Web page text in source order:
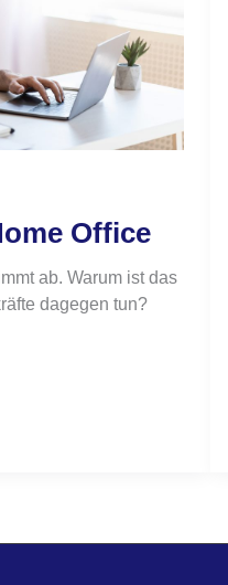
Office
ab. Warum ist das
dagegen tun?